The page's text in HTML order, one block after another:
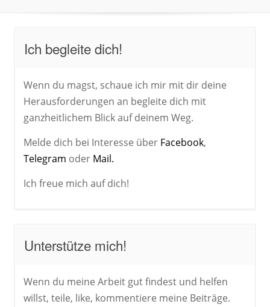
Ich begleite dich!
Wenn du magst, schaue ich mir mit dir deine
Herausforderungen an begleite dich mit
ganzheitlichem Blick auf deinem Weg.
Melde dich bei Interesse über Facebook,
Telegram oder Mail.
Ich freue mich auf dich!
Unterstütze mich!
Wenn du meine Arbeit gut findest und helfen
willst, teile, like, kommentiere meine Beiträge.